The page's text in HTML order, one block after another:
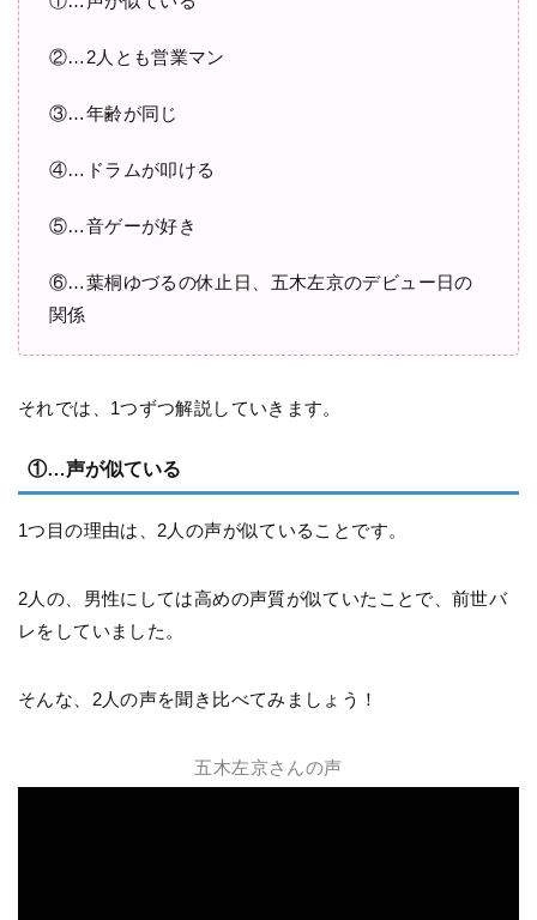
②…2人とも営業マン
③…年齢が同じ
④…ドラムが叩ける
⑤…音ゲーが好き
⑥…葉桐ゆづるの休止日、五木左京のデビュー日の
関係
それでは、1つずつ解説していきます。
①…声が似ている
1つ目の理由は、2人の声が似ていることです。
2人の、男性にしては高めの声質が似ていたことで、前世バ
レをしていました。
そんな、2人の声を聞き比べてみましょう！
五木左京さんの声